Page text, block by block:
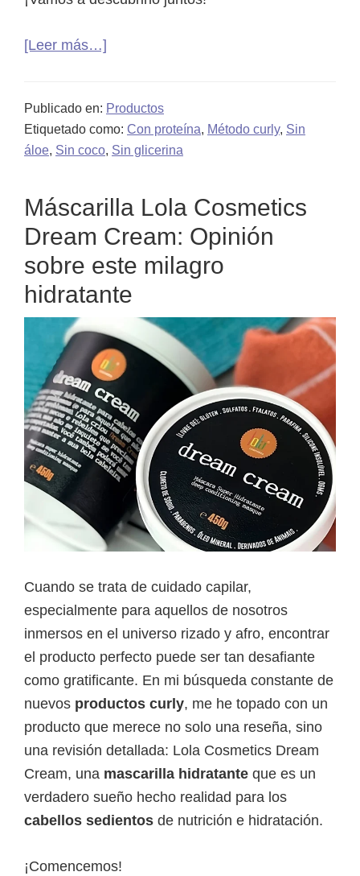
[Leer más…]
Sedoso
&
Brillante
Pantene:
¿apto
para
el
Método
Curly?
Publicado en: Productos
Etiquetado como: Con proteína, Método curly, Sin
áloe, Sin coco, Sin glicerina
Máscarilla Lola Cosmetics
Dream Cream: Opinión
sobre este milagro
hidratante
Cuando se trata de cuidado capilar,
especialmente para aquellos de nosotros
inmersos en el universo rizado y afro, encontrar
el producto perfecto puede ser tan desafiante
como gratificante. En mi búsqueda constante de
nuevos productos curly, me he topado con un
producto que merece no solo una reseña, sino
una revisión detallada: Lola Cosmetics Dream
Cream, una mascarilla hidratante que es un
verdadero sueño hecho realidad para los
cabellos sedientos de nutrición e hidratación.
¡Comencemos!